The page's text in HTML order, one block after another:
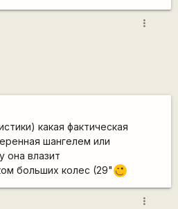
more_vert
какая фактическая
шангелем или
она влазит
больших колес (29" ;)
more_vert